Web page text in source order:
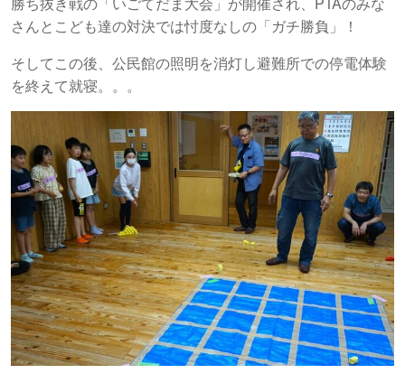
さんとこども達の対決では忖度なしの「ガチ勝負」！
そしてこの後、公民館の照明を消灯し避難所での停電体験
を終えて就寝。。。